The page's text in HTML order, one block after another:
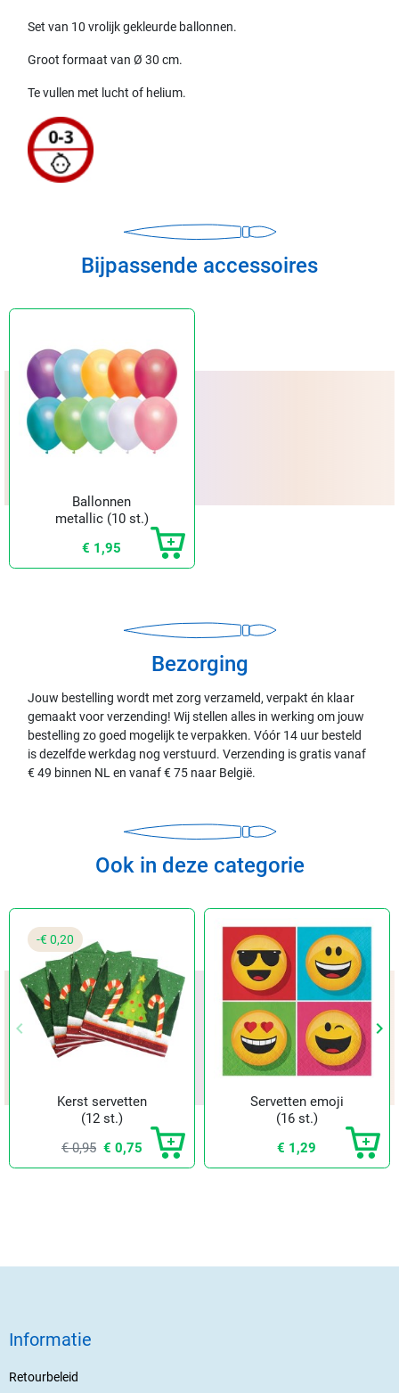
Set van 10 vrolijk gekleurde ballonnen.
Groot formaat van Ø 30 cm.
Te vullen met lucht of helium.
Bijpassende accessoires
Ballonnen
metallic (10 st.)
€ 1,95
Bezorging
Jouw bestelling wordt met zorg verzameld, verpakt én klaar
gemaakt voor verzending! Wij stellen alles in werking om jouw
bestelling zo goed mogelijk te verpakken. Vóór 14 uur besteld
is dezelfde werkdag nog verstuurd. Verzending is gratis vanaf
€ 49 binnen NL en vanaf € 75 naar België.
Ook in deze categorie
Vorige
keyboard_arrow_left keyboard_arrow_right
-€ 0,20
Kerst servetten
(12 st.)
€ 0,95 € 0,75
Servetten emoji
(16 st.)
€ 1,29
Informatie
Retourbeleid